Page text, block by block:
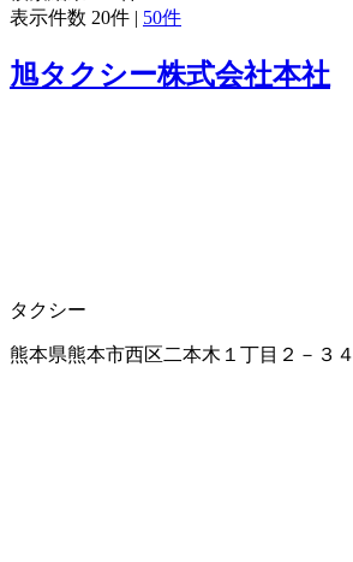
表示件数 20件 | 50件
旭タクシー株式会社本社
タクシー
熊本県熊本市西区二本木１丁目２－３４